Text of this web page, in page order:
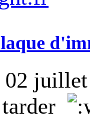
02 juillet